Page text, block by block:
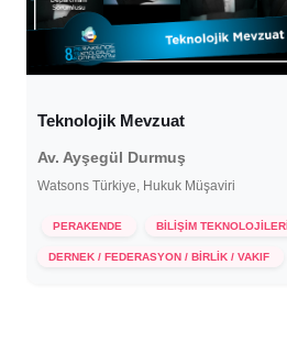
Teknolojik Mevzuat
Av. Ayşegül Durmuş
Watsons Türkiye, Hukuk Müşaviri
PERAKENDE BİLİŞİM TEKNOLOJİLERİ
DERNEK / FEDERASYON / BİRLİK / VAKIF